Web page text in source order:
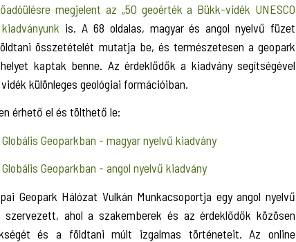
megjelent az „50 geoérték a Bükk-vidék UNESCO
is. A 68 oldalas, magyar és angol nyelvű füzet
összetételét mutatja be, és természetesen a geopark
kaptak benne. Az érdeklődők a kiadvány segítségével
különleges geológiai formációiban.
érhető el és tölthető le:
Geoparkban - magyar nyelvű kiadvány
Geoparkban - angol nyelvű kiadvány
Geopark Hálózat Vulkán Munkacsoportja egy angol nyelvű
ahol a szakemberek és az érdeklődők közösen
és a földtani múlt izgalmas történeteit. Az online